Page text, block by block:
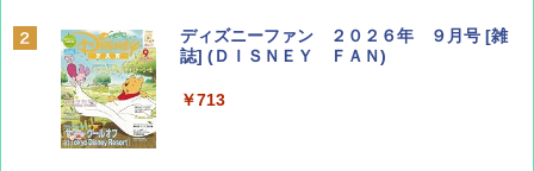
ディズニーファン ２０２６年 ９月号 [雑
誌] (ＤＩＳＮＥＹ ＦＡＮ)
￥713